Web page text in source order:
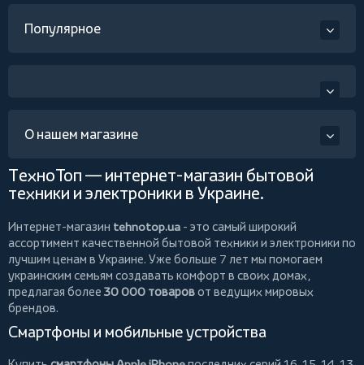
Популярное
О нашем магазине
ТехноТоп — интернет-магазин бытовой
техники и электроники в Украине.
Интернет-магазин tehnotop.ua - это самый широкий
ассортимент качественной бытовой техники и электроники по
лучшим ценам в Украине. Уже больше 7 лет мы помогаем
украинским семьям создавать комфорт в своих домах,
предлагая более 30 000 товаровот ведущих мировых
брендов.
Смартфоны и мобильные устройства